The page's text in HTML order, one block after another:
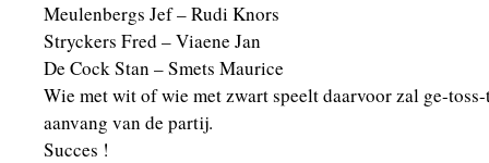
Meulenbergs Jef – Rudi Knors
Stryckers Fred – Viaene Jan
De Cock Stan – Smets Maurice
Wie met wit of wie met zwart speelt daarvoor zal ge-
aanvang van de partij.
Succes !